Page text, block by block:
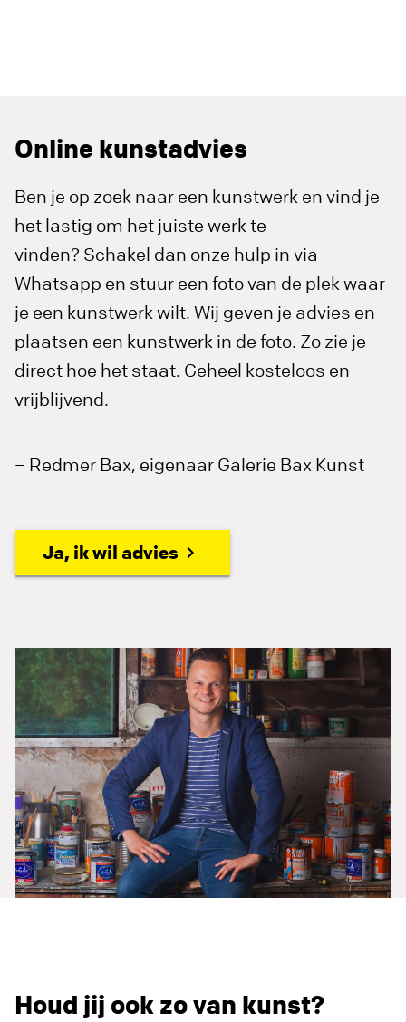
Online kunstadvies
Ben je op zoek naar een kunstwerk en vind je
het lastig om het juiste werk te
vinden? Schakel dan onze hulp in via
Whatsapp en stuur een foto van de plek waar
je een kunstwerk wilt. Wij geven je advies en
plaatsen een kunstwerk in de foto. Zo zie je
direct hoe het staat. Geheel kosteloos en
vrijblijvend.
– Redmer Bax, eigenaar Galerie Bax Kunst
Ja, ik wil advies
Houd jij ook zo van kunst?